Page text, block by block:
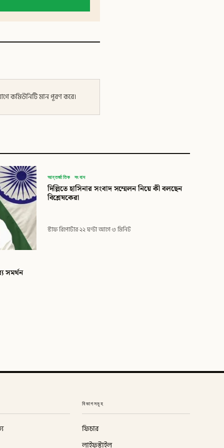
কমিউনিটি মান পূরণ করে।
সমর্থন
বিডি
বিডি গ্লোবাল টাইমস
আন্তর্জাতিক সংবাদ
দিল্লিতে হাসিনার সংবাদ সম্মেলন নিয়ে কী বলছেন
বিশ্লেষকেরা
স্টাফ রিপোর্টার·২২ ঘণ্টা আগে·৩ মিনিট
বিভাগসমূহ
ফিচার
লাইফস্টাইল